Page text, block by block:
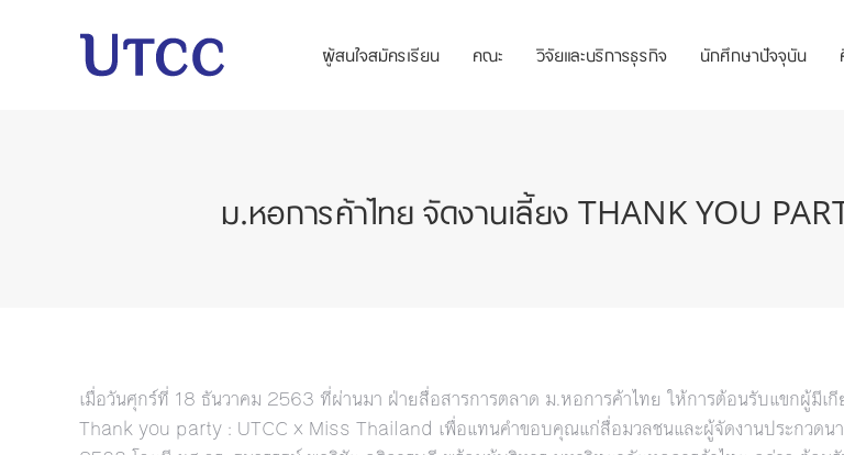
ผู้สนใจสมัครเรียน คณะ วิจัยและบริการธุรกิจ นักศึกษาปัจจุบัน
ม.หอการค้าไทย จัดงานเลี้ยง THANK YOU
เมื่อวันศุกร์ที่ 18 ธันวาคม 2563 ที่ผ่านมา ฝ่ายสื่อสารการตลาด ม.หอการค้าไทย ให้การต้อนรับแขกผู้มีเกี
Thank you party : UTCC x Miss Thailand เพื่อแทนคำขอบคุณแก่สื่อมวลชนและผู้จัดงานประกวดนา